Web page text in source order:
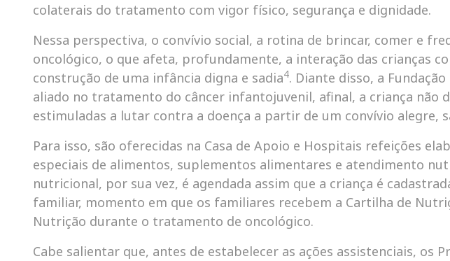
colaterais do tratamento com vigor físico, segurança e dignidade.
Nessa perspectiva, o convívio social, a rotina de brincar, comer e
oncológico, o que afeta, profundamente, a interação das crianças
construção de uma infância digna e sadia4. Diante disso, a
aliado no tratamento do câncer infantojuvenil, afinal, a criança não
estimuladas a lutar contra a doença a partir de um convívio alegre,
Para isso, são oferecidas na Casa de Apoio e Hospitais refeições
especiais de alimentos, suplementos alimentares e atendimento
nutricional, por sua vez, é agendada assim que a criança é
familiar, momento em que os familiares recebem a Cartilha de
Nutrição durante o tratamento de oncológico.
Cabe salientar que, antes de estabelecer as ações assistenciais, os